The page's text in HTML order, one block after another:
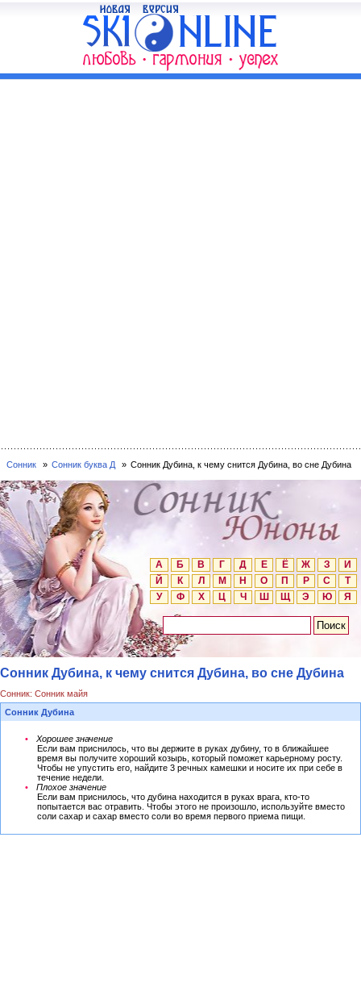
Сонник Сонник буква Д Сонник Дубина, к чему снится Дубина, во сне Дубина
А Б В Г Д Е Ё Ж З
И
Й
К Л М Н О П Р С
Т
У
Ф Х Ц Ч Ш Щ Э Ю Я
Сонник Дубина, к чему снится Дубина, во сне Дубина
Сонник: Сонник майя
Сонник Дубина
Хорошее значение
Если вам приснилось, что вы держите в руках дубину, то в ближайшее
время вы получите хороший козырь, который поможет карьерному росту.
Чтобы не упустить его, найдите 3 речных камешки и носите их при себе в
течение недели.
Плохое значение
Если вам приснилось, что дубина находится в руках врага, кто-то
попытается вас отравить. Чтобы этого не произошло, используйте вместо
соли сахар и сахар вместо соли во время первого приема пищи.